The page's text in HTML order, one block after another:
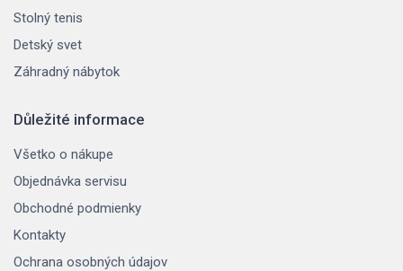
Stolný tenis
Detský svet
Záhradný nábytok
Důležité informace
Všetko o nákupe
Objednávka servisu
Obchodné podmienky
Kontakty
Ochrana osobných údajov